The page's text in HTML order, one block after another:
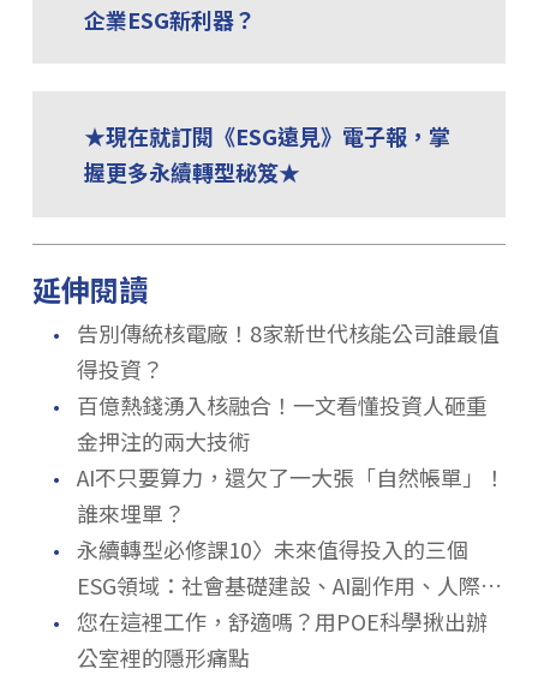
企業ESG新利器？
★現在就訂閱《ESG遠見》電子報，掌
握更多永續轉型秘笈★
延伸閱讀
．
告別傳統核電廠！8家新世代核能公司誰最值
得投資？
．
百億熱錢湧入核融合！一文看懂投資人砸重
金押注的兩大技術
． AI不只要算力，還欠了一大張「自然帳單」！
誰來埋單？
． 永續轉型必修課10〉未來值得投入的三個
ESG領域：社會基礎建設、AI副作用、人際疏
離感
． 您在這裡工作，舒適嗎？用POE科學揪出辦
公室裡的隱形痛點